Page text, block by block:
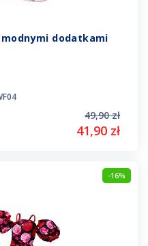
dodatkami
49,90 zł
41,90 zł
-16%